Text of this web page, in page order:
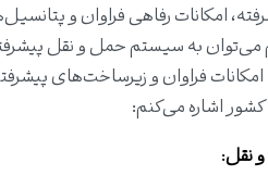
امکانات رفاهی فراوان و
می‌توان به سیستم حمل و نقل
امکانات فراوان و زیرساخت‌های
کشور اشاره می‌کنم:
نقل: